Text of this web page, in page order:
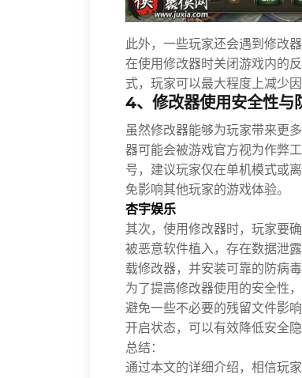
此外，一些玩家还会遇到修改
在使用修改器时关闭游戏内的
式，玩家可以最大程度上减少
4、修改器使用安全性与
虽然修改器能够为玩家带来更
器可能会被游戏官方视为作弊
号，建议玩家仅在单机模式或
免影响其他玩家的游戏体验。
杏宇娱乐
其次，使用修改器时，玩家要
被恶意软件植入，存在数据泄
载修改器，并安装可靠的防病
为了提高修改器使用的安全性
避免一些不必要的残留文件影
开启状态，可以有效降低安全隐
总结：
通过本文的详细介绍，相信玩